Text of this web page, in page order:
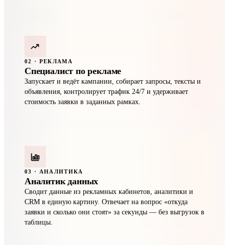
02 · РЕКЛАМА
Специалист по рекламе
Запускает и ведёт кампании, собирает запросы, тексты и
объявления, контролирует трафик 24/7 и удерживает
стоимость заявки в заданных рамках.
03 · АНАЛИТИКА
Аналитик данных
Сводит данные из рекламных кабинетов, аналитики и
CRM в единую картину. Отвечает на вопрос «откуда
заявки и сколько они стоят» за секунды — без выгрузок в
таблицы.